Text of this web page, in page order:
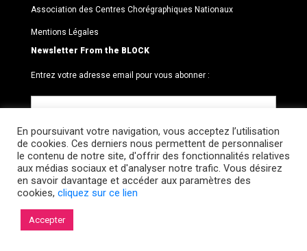
Association des Centres Chorégraphiques Nationaux
Mentions Légales
Newsletter From the BLOCK
Entrez votre adresse email pour vous abonner :
© 2026 Le BLOCK · CCNR. Tous droits réservés.
En poursuivant votre navigation, vous acceptez l’utilisation
de cookies. Ces derniers nous permettent de personnaliser
le contenu de notre site, d'offrir des fonctionnalités relatives
aux médias sociaux et d'analyser notre trafic. Vous désirez
en savoir davantage et accéder aux paramètres des
cookies, cliquez sur ce lien
Accepter